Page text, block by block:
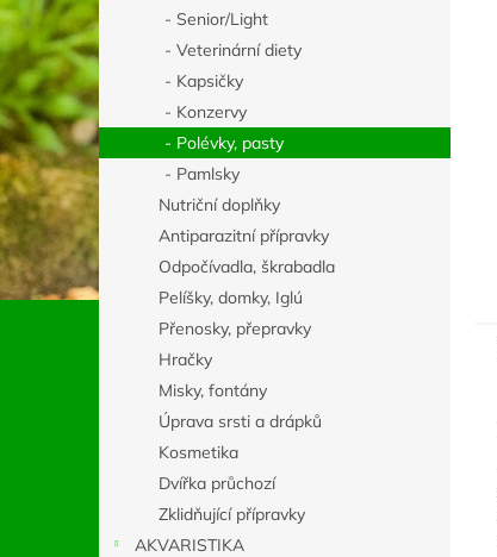
e
l
- Senior/Light
- Veterinární diety
- Kapsičky
- Konzervy
- Polévky, pasty
- Pamlsky
Nutriční doplňky
Antiparazitní přípravky
Odpočívadla, škrabadla
Pelíšky, domky, Iglú
Přenosky, přepravky
Hračky
Misky, fontány
Úprava srsti a drápků
Kosmetika
Dvířka průchozí
Zklidňující přípravky
AKVARISTIKA